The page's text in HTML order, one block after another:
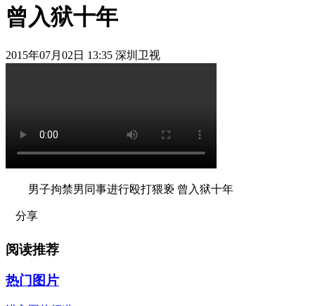
曾入狱十年
2015年07月02日 13:35 深圳卫视
男子拘禁男同事进行殴打猥亵 曾入狱十年
分享
阅读推荐
热门图片